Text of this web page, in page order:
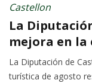
Castellon
La
mejora en la
La Diputación de
turística de agosto